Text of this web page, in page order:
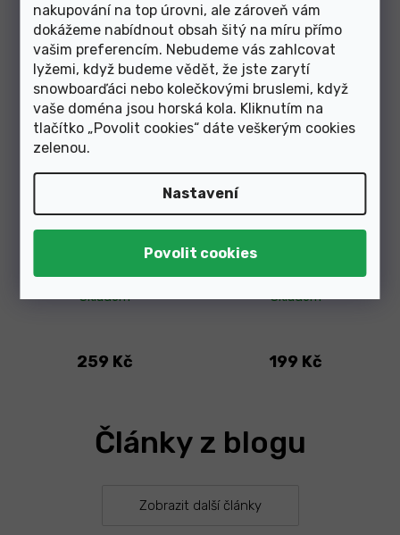
nakupování na top úrovni, ale zároveň vám
dokážeme nabídnout obsah šitý na míru přímo
vašim preferencím. Nebudeme vás zahlcovat
lyžemi, když budeme vědět, že jste zarytí
snowboarďáci nebo kolečkovými bruslemi, když
vaše doména jsou horská kola. Kliknutím na
tlačítko „Povolit cookies“ dáte veškerým cookies
zelenou.
Nastavení
Mohlo by Vás zajímat
Plášť 406-47 (20x1.75x2)
V36 MITAS
Skladem
259 Kč
Plášť 203-47 (12 1/2x1,75x2
1/4) V62 MITAS černý
Skladem
199 Kč
Články z blogu
Zobrazit další články